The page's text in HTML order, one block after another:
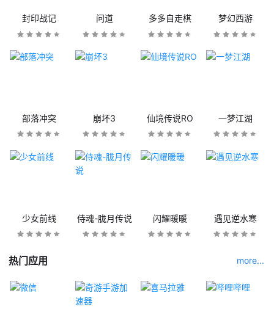
封印战记 问道 多多自走棋 梦幻西游
部落冲突 崩坏3 仙境传说RO 一梦江湖
少女前线 侍魂-胧月传说 闪耀暖暖 遇见逆水寒
热门应用 more...